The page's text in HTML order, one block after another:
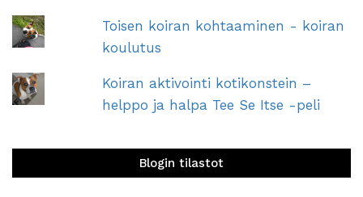
Toisen koiran kohtaaminen - koiran
koulutus
Koiran aktivointi kotikonstein –
helppo ja halpa Tee Se Itse -peli
Blogin tilastot